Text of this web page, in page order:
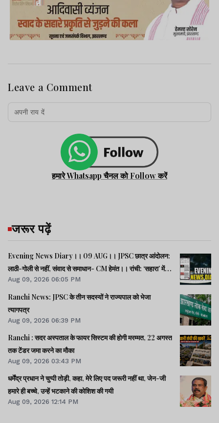
Leave a Comment
हमारे Whatsapp चैनल को Follow करें
जरूर पढ़ें
Evening News Diary।। 09 AUG।। JPSC छात्र आंदोलन:
लाठी-गोली से नहीं, संवाद से समाधान- CM हेमंत।। रांची: ‘सहारा’ में
फंसे 32600 करोड़ की वापसी को लेकर सत्याग्रह।। SC/ST क्रीमी
लेयर: भागवत के बयान राजनीतिक स्वार्थ से प्रेरित- मायावती।। समेत
अन्य खबरें व वीडियो।।
Aug 09, 2026 06:05 PM
Ranchi News: JPSC के तीन सदस्यों ने राज्यपाल को भेजा
त्यागपत्र
Aug 09, 2026 06:39 PM
Ranchi : सदर अस्पताल के फायर सिस्टम की होगी मरम्मत, 22 अगस्त
तक टेंडर जमा करने का मौका
Aug 09, 2026 03:43 PM
धर्मेंद्र प्रधान ने चुप्पी तोड़ी, कहा, मेरे लिए पद जरूरी नहीं था, जेन-जी
हमारे ही बच्चे, उन्हें भटकाने की कोशिश की गयी
Aug 09, 2026 12:14 PM